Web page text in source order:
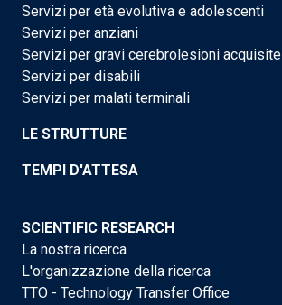
Servizi per età evolutiva e adolescenti
Servizi per anziani
Servizi per gravi cerebrolesioni acquisite
Servizi per disabili
Servizi per malati terminali
LE STRUTTURE
TEMPI D'ATTESA
SCIENTIFIC RESEARCH
La nostra ricerca
L'organizzazione della ricerca
TTO - Technology Transfer Office